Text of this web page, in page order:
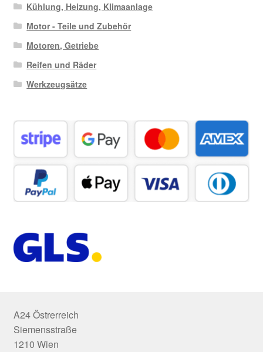
Kühlung, Heizung, Klimaanlage
Motor - Teile und Zubehör
Motoren, Getriebe
Reifen und Räder
Werkzeugsätze
A24 Östrerreich
Siemensstraße
1210 Wien